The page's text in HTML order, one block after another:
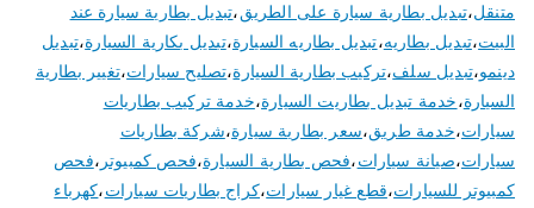
متنقل،تبديل بطارية سيارة على الطريق،تبديل بطارية سيارة عند
البيت،تبديل بطاريه،تبديل بطاريه السيارة،تبديل بكارية السيارة،تبديل
دينمو،تبديل سلف،تركيب بطارية السيارة،تصليح سيارات،تغيير بطارية
السيارة،خدمة تبديل بطاريت السيارة،خدمة تركيب بطاريات
سيارات،خدمة طريق،سعر بطارية سيارة،شركة بطاريات
سيارات،صيانة سيارات،فحص بطارية السيارة،فحص كمبيوتر ،فحص
كمبيوتر للسيارات،قطع غيار سيارات،كراج بطاريات سيارات،كهرباء